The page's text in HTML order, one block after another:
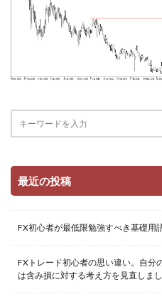
最近の投稿
FX初心者が最低限勉強すべき基礎用
FXトレード初心者の思い違い。自分
は含み損に対する考え方を見直しまし